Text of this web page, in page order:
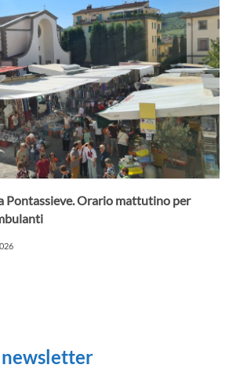
Pontassieve. Orario mattutino per